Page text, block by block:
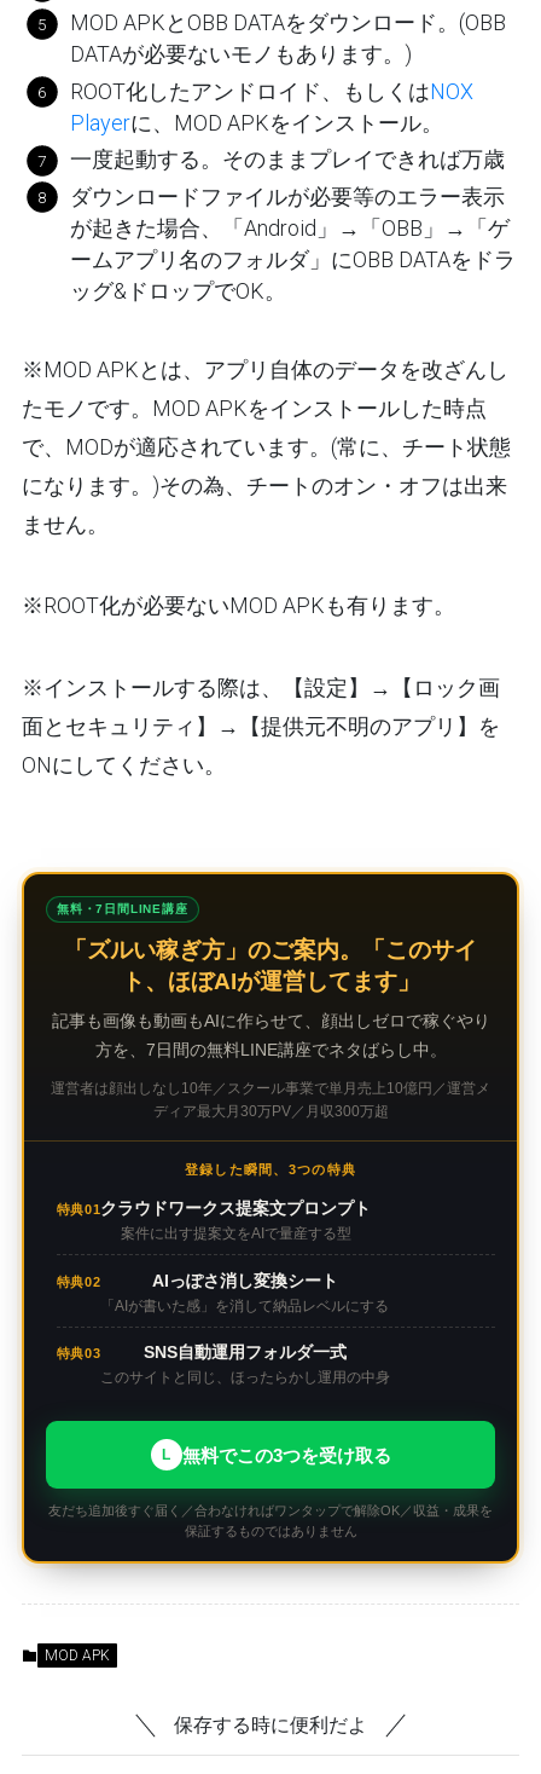
MOD APKとOBB DATAをダウンロード。(OBB
DATAが必要ないモノもあります。)
ROOT化したアンドロイド、もしくはNOX
Playerに、MOD APKをインストール。
一度起動する。そのままプレイできれば万歳
ダウンロードファイルが必要等のエラー表示
が起きた場合、「Android」→「OBB」→「ゲ
ームアプリ名のフォルダ」にOBB DATAをドラ
ッグ&ドロップでOK。
※MOD APKとは、アプリ自体のデータを改ざんし
たモノです。MOD APKをインストールした時点
で、MODが適応されています。(常に、チート状態
になります。)その為、チートのオン・オフは出来
ません。
※ROOT化が必要ないMOD APKも有ります。
※インストールする際は、【設定】→【ロック画
面とセキュリティ】→【提供元不明のアプリ】を
ONにしてください。
無料・7日間LINE講座
「ズルい稼ぎ方」のご案内。「このサイ
ト、ほぼAIが運営してます」
記事も画像も動画もAIに作らせて、顔出しゼロで稼ぐやり
方を、7日間の無料LINE講座でネタばらし中。
運営者は顔出しなし10年／スクール事業で単月売上10億円／運営メ
ディア最大月30万PV／月収300万超
登録した瞬間、3つの特典
特典01クラウドワークス提案文プロンプト
案件に出す提案文をAIで量産する型
特典02 AIっぽさ消し変換シート
「AIが書いた感」を消して納品レベルにする
特典03 SNS自動運用フォルダ一式
このサイトと同じ、ほったらかし運用の中身
L 無料でこの3つを受け取る
友だち追加後すぐ届く／合わなければワンタップで解除OK／収益・成果を
保証するものではありません
MOD APK
保存する時に便利だよ